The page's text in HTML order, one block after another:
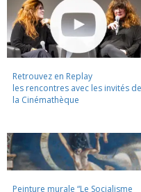
Retrouvez en Replay
les rencontres avec les invités de
la Cinémathèque
Peinture murale “Le Socialisme